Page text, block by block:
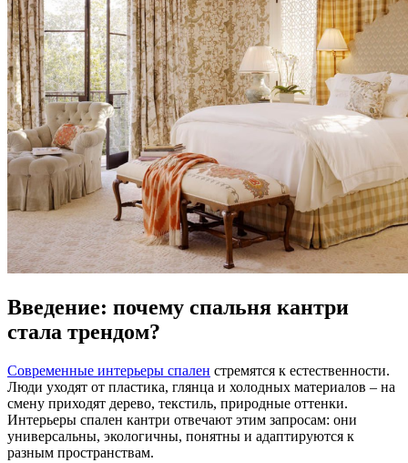
Введение: почему спальня кантри
стала трендом?
Современные интерьеры спален стремятся к естественности.
Люди уходят от пластика, глянца и холодных материалов – на
смену приходят дерево, текстиль, природные оттенки.
Интерьеры спален кантри отвечают этим запросам: они
универсальны, экологичны, понятны и адаптируются к
разным пространствам.